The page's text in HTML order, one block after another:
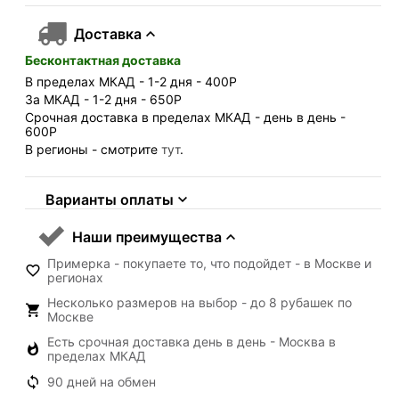
Доставка
Бесконтактная доставка
В пределах МКАД - 1-2 дня - 400Р
За МКАД - 1-2 дня - 650Р
Срочная доставка в пределах МКАД - день в день -
600Р
В регионы - смотрите тут.
Варианты оплаты
Наши преимущества
Примерка - покупаете то, что подойдет - в Москве и
регионах
Несколько размеров на выбор - до 8 рубашек по
Москве
Есть срочная доставка день в день - Москва в
пределах МКАД
90 дней на обмен